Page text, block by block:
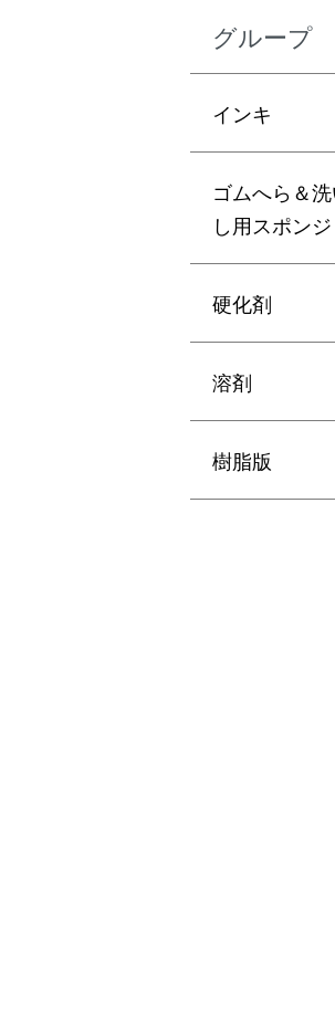
グループ
インキ
ゴムへら＆
し用スポンジ
硬化剤
溶剤
樹脂版